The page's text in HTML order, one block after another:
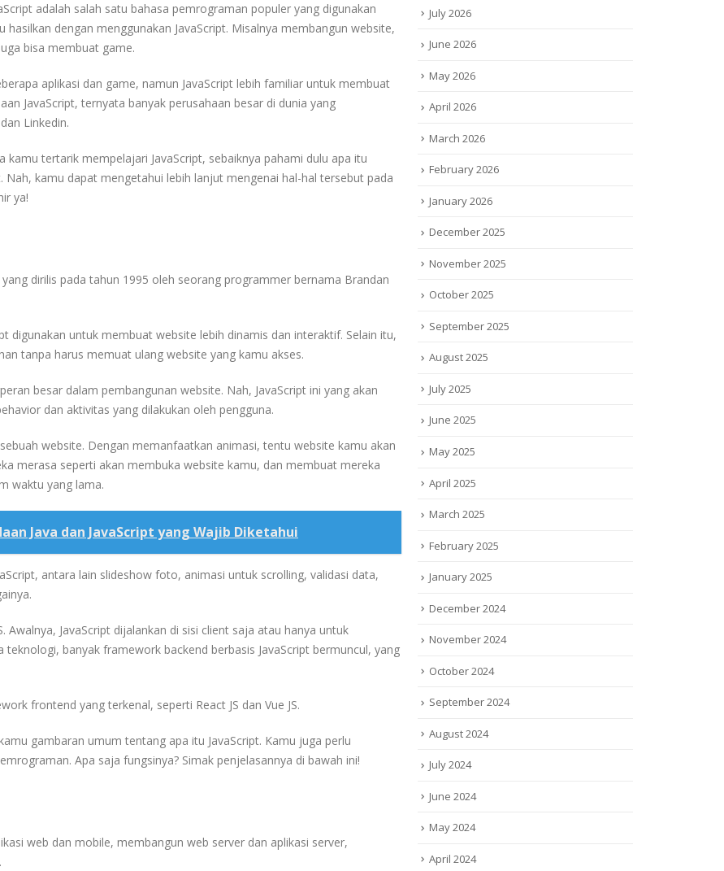
adalah salah satu bahasa pemrograman populer yang digunakan
dengan menggunakan JavaScript. Misalnya membangun website,
bisa membuat game.
aplikasi dan game, namun JavaScript lebih familiar untuk membuat
JavaScript, ternyata banyak perusahaan besar di dunia yang
Linkedin.
kamu tertarik mempelajari JavaScript, sebaiknya pahami dulu apa itu
Nah, kamu dapat mengetahui lebih lanjut mengenai hal-hal tersebut pada
ya!
dirilis pada tahun 1995 oleh seorang programmer bernama Brandan
digunakan untuk membuat website lebih dinamis dan interaktif. Selain itu,
tanpa harus memuat ulang website yang kamu akses.
besar dalam pembangunan website. Nah, JavaScript ini yang akan
dan aktivitas yang dilakukan oleh pengguna.
website. Dengan memanfaatkan animasi, tentu website kamu akan
merasa seperti akan membuka website kamu, dan membuat mereka
waktu yang lama.
Java dan JavaScript yang Wajib Diketahui
antara lain slideshow foto, animasi untuk scrolling, validasi data,
Awalnya, JavaScript dijalankan di sisi client saja atau hanya untuk
banyak framework backend berbasis JavaScript bermuncul, yang
frontend yang terkenal, seperti React JS dan Vue JS.
gambaran umum tentang apa itu JavaScript. Kamu juga perlu
Apa saja fungsinya? Simak penjelasannya di bawah ini!
web dan mobile, membangun web server dan aplikasi server,
July 2026
June 2026
May 2026
April 2026
March 2026
February 2026
January 2026
December 2025
November 2025
October 2025
September 2025
August 2025
July 2025
June 2025
May 2025
April 2025
March 2025
February 2025
January 2025
December 2024
November 2024
October 2024
September 2024
August 2024
July 2024
June 2024
May 2024
April 2024